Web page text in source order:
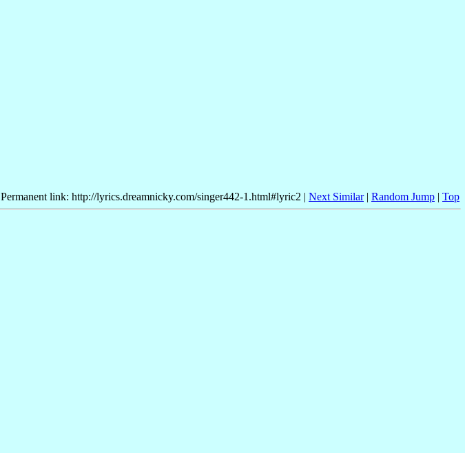
Permanent link: http://lyrics.dreamnicky.com/singer442-1.html#lyric2 | Next Similar| Random Jump | Top